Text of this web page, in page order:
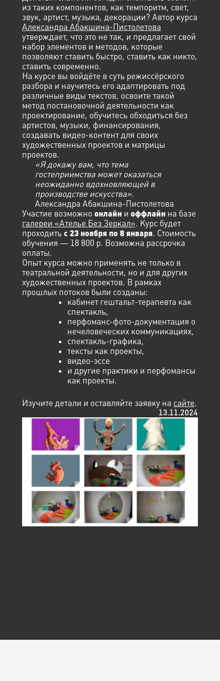
из таких компонентов, как темпоритм, свет,
звук, артист, музыка, декорации? Автор курса
Александра Абакшина-Пистолетова
утверждает, что это не так, и предлагает свой
набор элементов и методов, которые
позволяют ставить быстро, ставить как никто,
ставить современно.
На курсе вы войдёте в суть режиссёрского
разбора и научитесь его адаптировать под
различные виды текстов, освоите такой
метод постановочной деятельности как
проектирование, обучитесь обходиться без
артистов, музыки, финансирования,
создавать видео-контент для своих
художественных проектов и матрицы
проектов.
«Я докажу вам, что тема
гостеприимства может оказаться
неожиданно вдохновляющей в
производстве искусства».
Александра Абакшина-Пистолетова
Участие возможно онлайн и оффлайн на базе
галереи «Ателье Без Зеркал». Курс будет
проходить с 23 ноября по 8 января. Стоимость
обучения — 18 800 р. Возможна рассрочка
оплаты.
Опыт курса можно применять не только в
театральной деятельности, но и для других
художественных проектов. В рамках
прошлых потоков были созданы:
кабинет гештальт-терапевта как
спектакль,
перфоманс-фото-документация о
нечеловеческих коммуникациях,
спектакль-графика,
тексты как проекты,
видео-эссе
и другие практики и перфомансы
как проекты.
Изучите детали и оставляйте заявку на сайте.
13.11.2024